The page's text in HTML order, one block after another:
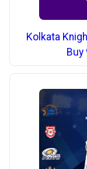
Kolkata
Buy